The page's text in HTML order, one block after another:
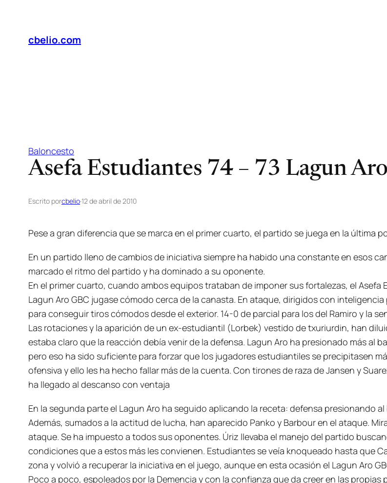
contenidocbelio.com
Baloncesto
Asefa Estudiantes 74 – 73 Lagun
Escrito porcbelio·12 de abril de 2010
Pese a gran diferencia que se marca en el primer cuarto, el partido se juega en la última
En un partido lleno de cambios de iniciativa siempre ha habido una constante en esos
marcado el ritmo del partido y ha dominado a su oponente.
En el primer cuarto, cuando ambos equipos trataban de imponer sus fortalezas, el
Lagun Aro GBC jugase cómodo cerca de la canasta. En ataque, dirigidos con
para conseguir tiros cómodos desde el exterior. 14-0 de parcial para los del Ramiro y la
Las rotaciones y la aparición de un ex-estudiantil (Lorbek) vestido de txuriurdin, han
estaba claro que la reacción debía venir de la defensa. Lagun Aro ha presionado más al
pero eso ha sido suficiente para forzar que los jugadores estudiantiles se precipitasen
ofensiva y ello les ha hecho fallar más de la cuenta. Con tirones de raza de Jansen y
ha llegado al descanso con ventaja
En la segunda parte el Lagun Aro ha seguido aplicando la receta: defensa presionando
Además, sumados a la actitud de lucha, han aparecido Panko y Barbour en el ataque.
ataque. Se ha impuesto a todos sus oponentes. Úriz llevaba el manejo del partido
condiciones que a estos más les convienen. Estudiantes se veía knoqueado hasta que
zona y volvió a recuperar la iniciativa en el juego, aunque en esta ocasión el Lagun Aro
Poco a poco, espoleados por la Demencia y con la confianza que da creer en las